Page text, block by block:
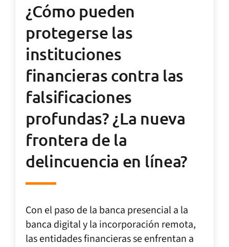
¿Cómo pueden
protegerse las
instituciones
financieras contra las
falsificaciones
profundas? ¿La nueva
frontera de la
delincuencia en línea?
Con el paso de la banca presencial a la
banca digital y la incorporación remota,
las entidades financieras se enfrentan a